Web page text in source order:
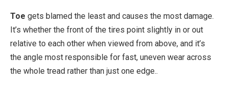
Toe gets blamed the least and causes the most damage.
It’s whether the front of the tires point slightly in or out
relative to each other when viewed from above, and it’s
the angle most responsible for fast, uneven wear across
the whole tread rather than just one edge..